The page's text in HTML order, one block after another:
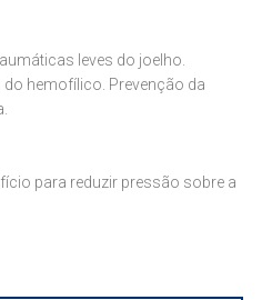
leves do joelho.
hemofílico. Prevenção da
para reduzir pressão sobre a